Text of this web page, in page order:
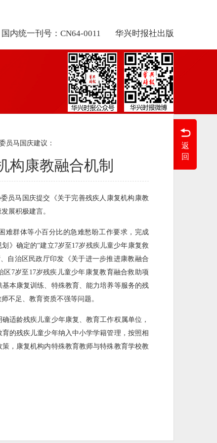
国内统一刊号：CN64-0011 华兴时报社出版
返
回
员马国庆建议：
构康教融合机制
员马国庆提交《关于完善残疾人康复机构康教
展积极建言。
难群体等小百分比的急难愁盼工作要求，完成
》确定的“建立7岁至17岁残疾儿童少年康复救
自治区民政厅印发《关于进一步推进康教融合
7岁至17岁残疾儿童少年康复教育融合救助项
本康复训练、特殊教育、能力培养等服务的残
不足、教育资质不强等问题。
适龄残疾儿童少年康复、教育工作权属单位，
的残疾儿童少年纳入中小学学籍管理，按照相
，康复机构内特殊教育教师与特殊教育学校教